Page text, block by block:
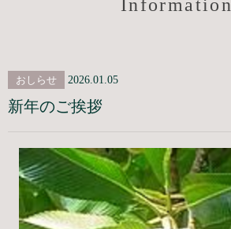
Information
おしらせ 2026.01.05
新年のご挨拶